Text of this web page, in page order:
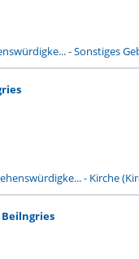
-Sonstiges
- Kirche